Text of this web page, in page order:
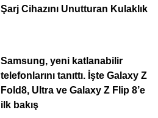
Şarj Cihazını Unutturan Kulaklık
Samsung, yeni katlanabilir
telefonlarını tanıttı. İşte Galaxy Z
Fold8, Ultra ve Galaxy Z Flip 8’e
ilk bakış